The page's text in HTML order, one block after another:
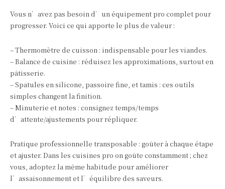
Vous n’avez pas besoin d’un équipement pro complet pour
progresser. Voici ce qui apporte le plus de valeur :
– Thermomètre de cuisson : indispensable pour les viandes.
– Balance de cuisine : réduisez les approximations, surtout en
pâtisserie.
– Spatules en silicone, passoire fine, et tamis : ces outils
simples changent la finition.
– Minuterie et notes : consignez temps/temps
d’attente/ajustements pour répliquer.
Pratique professionnelle transposable : goûter à chaque étape
et ajuster. Dans les cuisines pro on goûte constamment ; chez
vous, adoptez la même habitude pour améliorer
l’assaisonnement et l’équilibre des saveurs.